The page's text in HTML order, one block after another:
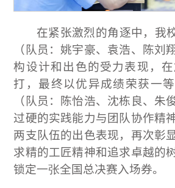
在紧张激烈的角逐中，我
（队员：姚宇豪、袁浩、陈刘
构设计和出色的受力表现，
打，最终以优异成绩荣获一
（队员：陈怡浩、沈栋良、朱
过硬的实践能力与团队协作精
两支队伍的出色表现，再次彰
求精的工匠精神和追求卓越的
锁定一张全国总决赛入场券。